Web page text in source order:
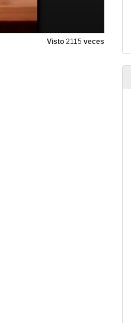
Visto 2115 veces